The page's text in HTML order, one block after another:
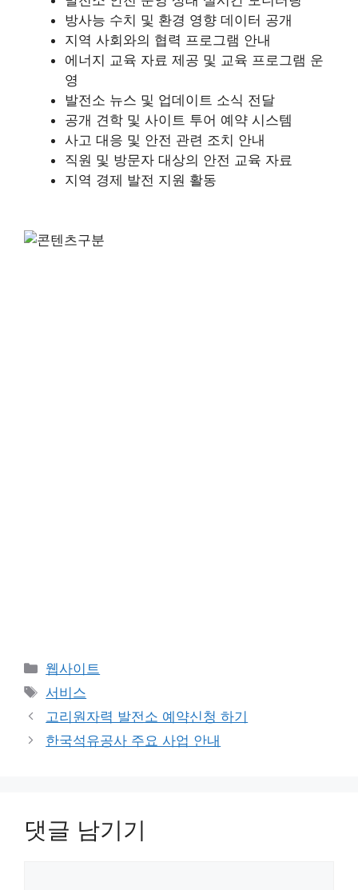
방사능 수치 및 환경 영향 데이터 공개
지역 사회와의 협력 프로그램 안내
에너지 교육 자료 제공 및 교육 프로그램 운
영
발전소 뉴스 및 업데이트 소식 전달
공개 견학 및 사이트 투어 예약 시스템
사고 대응 및 안전 관련 조치 안내
직원 및 방문자 대상의 안전 교육 자료
지역 경제 발전 지원 활동
카
테
고
리
웹사이트
태
그
서비스
고리원자력 발전소 예약신청 하기
한국석유공사 주요 사업 안내
댓글 남기기